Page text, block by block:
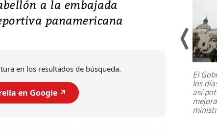
a la embajada
panamericana
en los resultados de búsqueda.
en Google ↗️
Entre recuerdos y escuetas
referencias hacia sus adversarios, el
presidente de Brasil, Luiz Inácio Lula
El
los
así